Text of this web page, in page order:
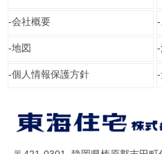
会社概要
地図
個人情報保護方針